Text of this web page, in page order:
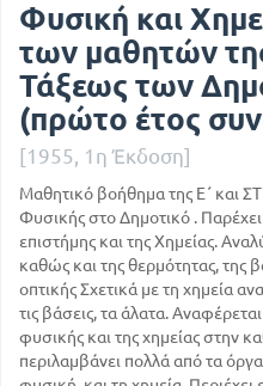
Φυσική και
των μαθητών
Τάξεως των
(πρώτο έτος
[1955, 1η Έκδοση]
Μαθητικό βοήθημα της Ε΄ και
Φυσικής στο Δημοτικό .
επιστήμης και της Χημείας.
καθώς και της θερμότητας, της
οπτικής Σχετικά με τη χημεία
τις βάσεις, τα άλατα.
φυσικής και της χημείας στην
περιλαμβάνει πολλά από τα